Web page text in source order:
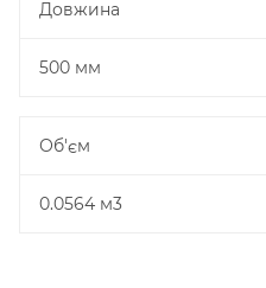
Довжина
500 мм
Об'єм
0.0564 м3